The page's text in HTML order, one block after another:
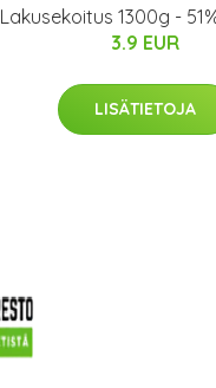
Lakusekoitus 1300g -
3.9 EUR
LISÄTIETOJA